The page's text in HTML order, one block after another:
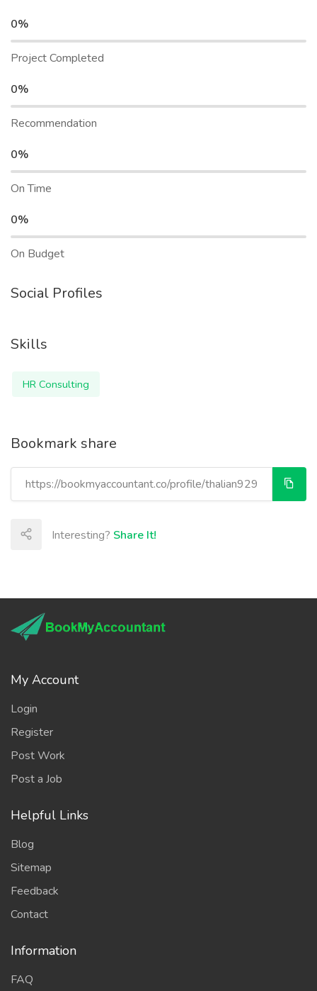
0%
Project Completed
0%
Recommendation
0%
On Time
0%
On Budget
Social Profiles
Skills
HR Consulting
Bookmark share
Interesting? Share It!
My Account
Login
Register
Post Work
Post a Job
Helpful Links
Blog
Sitemap
Feedback
Contact
Information
FAQ